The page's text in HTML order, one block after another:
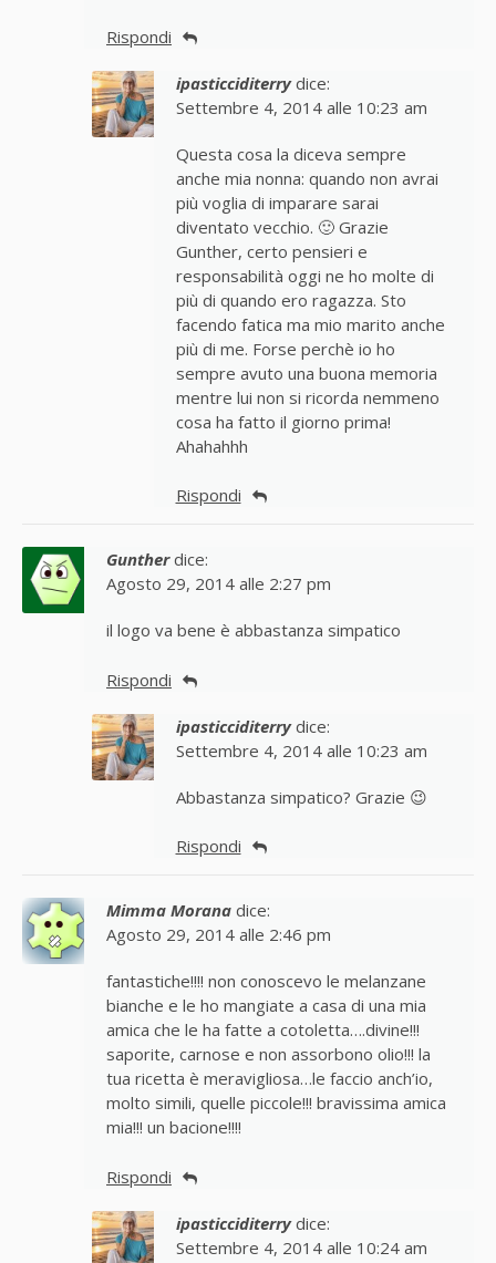
Rispondi
ipasticciditerry dice:
Settembre 4, 2014 alle 10:23 am
Questa cosa la diceva sempre
anche mia nonna: quando non avrai
più voglia di imparare sarai
diventato vecchio. 🙂 Grazie
Gunther, certo pensieri e
responsabilità oggi ne ho molte di
più di quando ero ragazza. Sto
facendo fatica ma mio marito anche
più di me. Forse perchè io ho
sempre avuto una buona memoria
mentre lui non si ricorda nemmeno
cosa ha fatto il giorno prima!
Ahahahhh
Rispondi
Gunther dice:
Agosto 29, 2014 alle 2:27 pm
il logo va bene è abbastanza simpatico
Rispondi
ipasticciditerry dice:
Settembre 4, 2014 alle 10:23 am
Abbastanza simpatico? Grazie 😉
Rispondi
Mimma Morana dice:
Agosto 29, 2014 alle 2:46 pm
fantastiche!!!! non conoscevo le melanzane
bianche e le ho mangiate a casa di una mia
amica che le ha fatte a cotoletta….divine!!!
saporite, carnose e non assorbono olio!!! la
tua ricetta è meravigliosa…le faccio anch’io,
molto simili, quelle piccole!!! bravissima amica
mia!!! un bacione!!!!
Rispondi
ipasticciditerry dice:
Settembre 4, 2014 alle 10:24 am